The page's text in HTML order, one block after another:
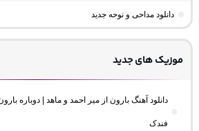
دانلود مداحی و نوحه جدید
موزیک های جدید
دانلود آهنگ بارون از میر احمد و ماهد | دوباره
فندک